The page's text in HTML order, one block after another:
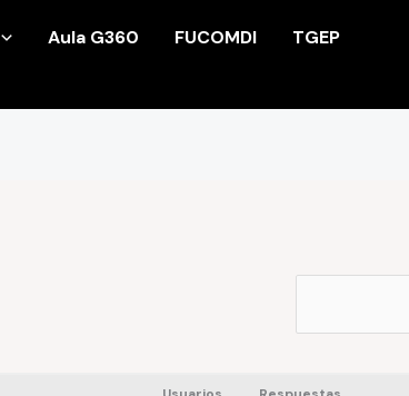
Aula G360 FUCOMDI
TGEP